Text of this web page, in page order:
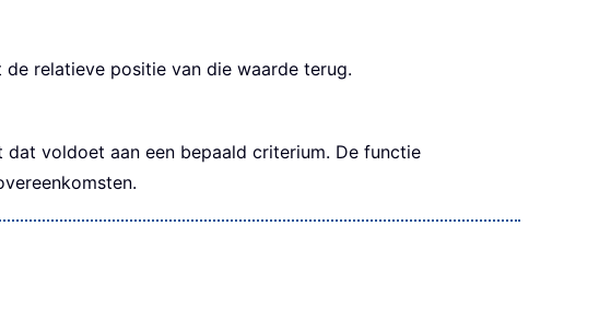
de relatieve positie van die waarde terug.
voldoet aan een bepaald criterium. De functie